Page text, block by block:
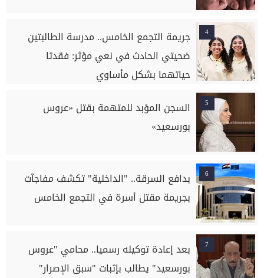
4
جريمة التجمع الخامس.. مدرسة الطالبتين
ضحيتي الحادث في نعي مؤثر: فقدتا
حياتهما بشكل مأساوي
5
السجن المؤبد للمتهمة بقتل «عروس
بورسعيد»
6
بدافع السرقة.. "الداخلية" تكشف مفاجآت
بجريمة مقتل أسرة في التجمع الخامس
7
بعد إعادة توكيله رسميا.. محامي "عروس
بورسعيد" يطالب بإثبات "سبق الإصرار"